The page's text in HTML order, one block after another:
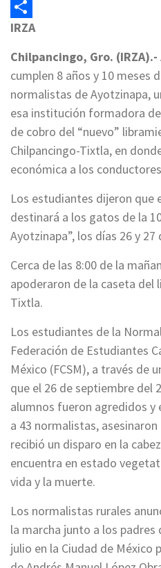
WhatsApp
Compartir
IRZA
Chilpancingo, Gro. (IRZA).-
cumplen 8 años y 10 meses
normalistas de Ayotzinapa,
esa institución formadora
de cobro del “nuevo”
Chilpancingo-Tixtla, en
económica a los
Los estudiantes dijeron que
destinará a los gatos de la
Ayotzinapa”, los días 26 y 27
Cerca de las 8:00 de la
apoderaron de la caseta del
Tixtla.
Los estudiantes de la
Federación de Estudiantes
México (FCSM), a través de
que el 26 de septiembre del
alumnos fueron agredidos y
a 43 normalistas,
recibió un disparo en la
encuentra en estado
vida y la muerte.
Los normalistas rurales
la marcha junto a los padres
julio en la Ciudad de México